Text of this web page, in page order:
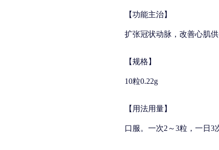
【功能主治】
扩张冠状动脉，改善心肌供
【规格】
10粒0.22g
【用法用量】
口服。一次2～3粒，一日3